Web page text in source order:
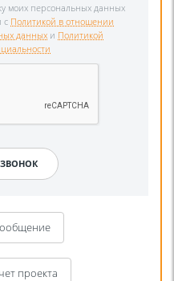
моих персональных данных
с Политикой в отношении
данных и Политикой
проекта